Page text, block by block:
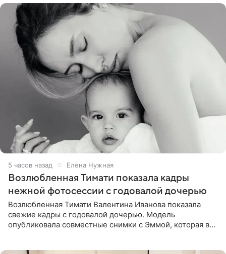
5 часов назад Елена Нужная
Возлюбленная Тимати показала кадры
нежной фотосессии с годовалой дочерью
Возлюбленная Тимати Валентина Иванова показала
свежие кадры с годовалой дочерью. Модель
опубликовала совместные снимки с Эммой, которая в